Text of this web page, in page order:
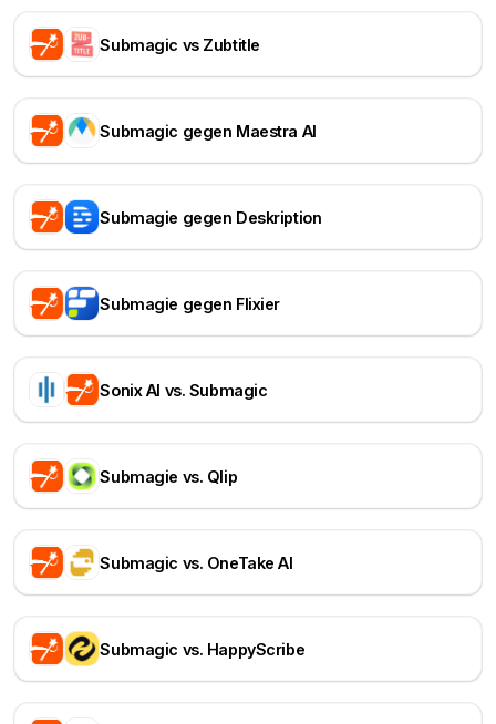
Submagic vs Zubtitle
Submagic gegen Maestra AI
Submagie gegen Deskription
Submagie gegen Flixier
Sonix AI vs. Submagic
Submagie vs. Qlip
Submagic vs. OneTake AI
Submagic vs. HappyScribe